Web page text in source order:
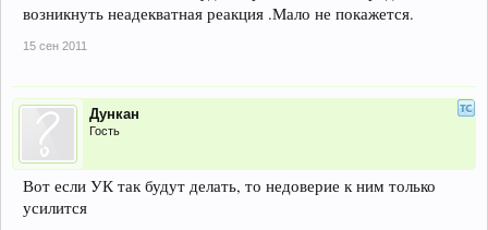
возникнуть неадекватная реакция .Мало не покажется.
15 сен 2011
Дункан
Гость
Вот если УК так будут делать, то недоверие к ним только
усилится